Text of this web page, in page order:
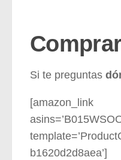
Si te preguntas
[amazon_link
b1620d2d8aea’]